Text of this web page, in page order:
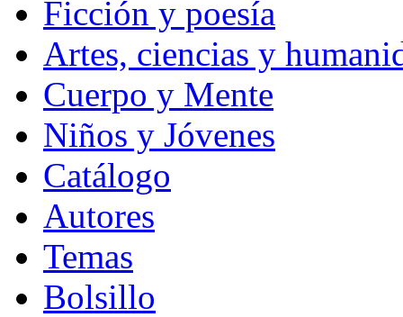
Ficción y poesía
Artes, ciencias y
Cuerpo y Mente
Niños y Jóvenes
Catálogo
Autores
Temas
Bolsillo